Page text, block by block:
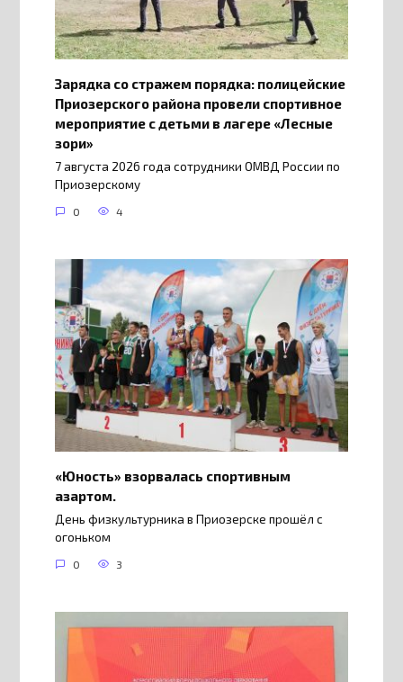
Зарядка со стражем порядка: полицейские
Приозерского района провели спортивное
мероприятие с детьми в лагере «Лесные
зори»
7 августа 2026 года сотрудники ОМВД России по
Приозерскому
0 4
«Юность» взорвалась спортивным
азартом.
День физкультурника в Приозерске прошёл с
огоньком
0 3